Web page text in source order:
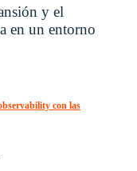
y el
en un entorno
con las